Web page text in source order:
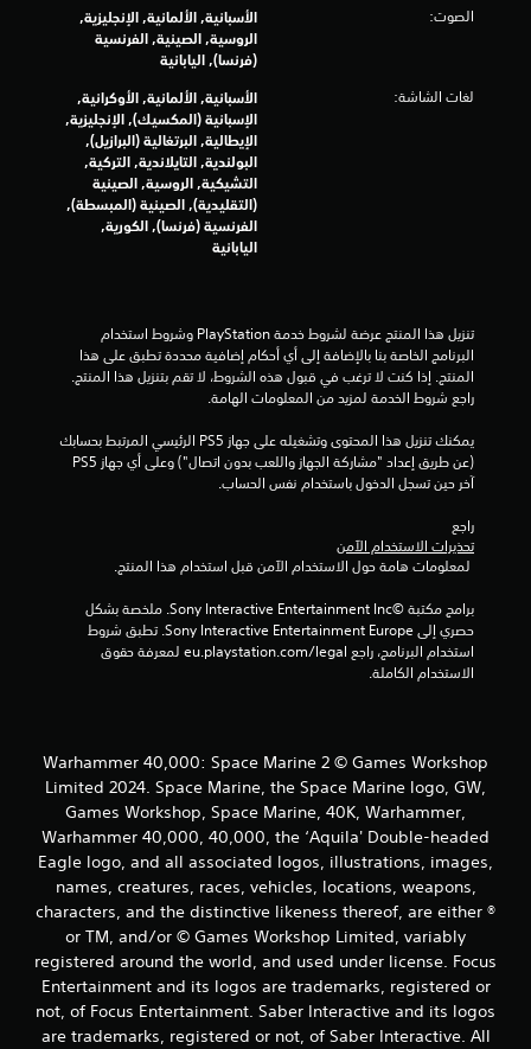
ت
ي
ي
م
الصوت:
الأسبانية, الألمانية, الإنجليزية,
الروسية, الصينية, الفرنسية
(فرنسا), اليابانية
لغات الشاشة:
الأسبانية, الألمانية, الأوكرانية,
الإسبانية (المكسيك), الإنجليزية,
الإيطالية, البرتغالية (البرازيل),
البولندية, التايلاندية, التركية,
التشيكية, الروسية, الصينية
(التقليدية), الصينية (المبسطة),
الفرنسية (فرنسا), الكورية,
اليابانية
راجع شروط الخدمة لمزيد من المعلومات الهامة.
آخر حين تسجل الدخول باستخدام نفس الحساب.
راجع
تحذيرات الاستخدام الآمن
الاستخدام الكاملة.
Warhammer 40,000: Space Marine 2 © Games Workshop
Limited 2024. Space Marine, the Space Marine logo, GW,
Games Workshop, Space Marine, 40K, Warhammer,
Warhammer 40,000, 40,000, the ‘Aquila' Double-headed
Eagle logo, and all associated logos, illustrations, images,
names, creatures, races, vehicles, locations, weapons,
characters, and the distinctive likeness thereof, are either ®
or TM, and/or © Games Workshop Limited, variably
registered around the world, and used under license. Focus
Entertainment and its logos are trademarks, registered or
not, of Focus Entertainment. Saber Interactive and its logos
are trademarks, registered or not, of Saber Interactive. All